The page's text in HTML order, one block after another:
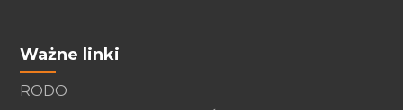
Ważne linki
RODO